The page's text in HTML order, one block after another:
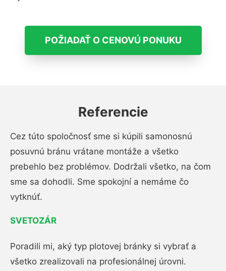
POŽIADAŤ O CENOVÚ PONUKU
Referencie
Cez túto spoločnosť sme si kúpili samonosnú
posuvnú bránu vrátane montáže a všetko
prebehlo bez problémov. Dodržali všetko, na čom
sme sa dohodli. Sme spokojní a nemáme čo
vytknúť.
SVETOZÁR
Poradili mi, aký typ plotovej bránky si vybrať a
všetko zrealizovali na profesionálnej úrovni.